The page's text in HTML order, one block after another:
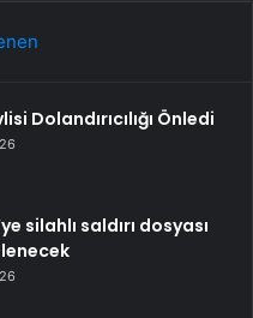
Dolandırıcılığı Önledi
silahlı saldırı dosyası